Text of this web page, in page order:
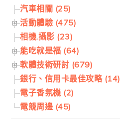
汽車相關 (25)
活動體驗 (475)
相機.攝影 (23)
能吃就是福 (64)
軟體技術研討 (679)
銀行、信用卡最佳攻略 (14)
電子香氛機 (2)
電競周邊 (45)